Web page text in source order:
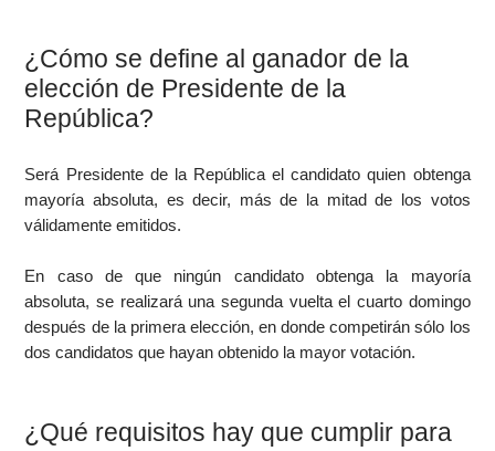
¿Cómo se define al ganador de la
elección de Presidente de la
República?
Será Presidente de la República el candidato quien obtenga
mayoría absoluta, es decir, más de la mitad de los votos
válidamente emitidos.
En caso de que ningún candidato obtenga la mayoría
absoluta, se realizará una segunda vuelta el cuarto domingo
después de la primera elección, en donde competirán sólo los
dos candidatos que hayan obtenido la mayor votación.
¿Qué requisitos hay que cumplir para